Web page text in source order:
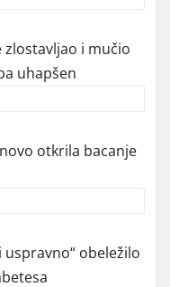
i mučio
uhapšen
otkrila bacanje
obeležilo